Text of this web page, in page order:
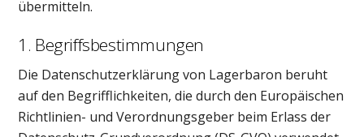
übermitteln.
1. Begriffsbestimmungen
Die Datenschutzerklärung von Lagerbaron beruht
auf den Begrifflichkeiten, die durch den Europäischen
Richtlinien- und Verordnungsgeber beim Erlass der